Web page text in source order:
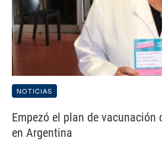
NOTICIAS
Empezó el plan de vacunación
en Argentina